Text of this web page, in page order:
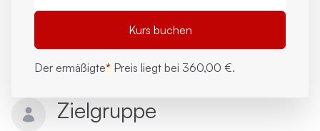
Zielgruppe
Kurs buchen
Der ermäßigte* Preis liegt bei 360,00 €.